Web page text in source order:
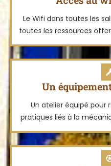
Le Wifi dans toutes les
toutes les ressources
Un
Un atelier équipé pour
pratiques liés à la